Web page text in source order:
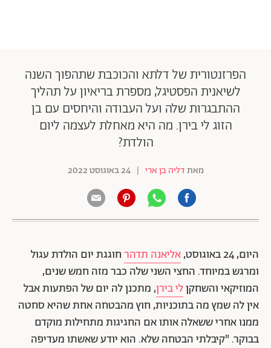
הפרזנטורית של דלתא והכוכבת שתהפוך השנה
לשיאנית הפסטיגל, מספרת בריאיון על תהליך
ההתבגרות שלה ועל העבודה והיחסים עם בן
הזוג לי בירן. מה היא מאחלת לעצמה ליום
הולדת?
מאתדליה בן ארי | 24 באוגוסט 2022
היום, 24 באוגוסט, אליאנה תדהרחוגגת יום הולדת עגול
ומרגש במיוחד. החצי השני שלה כבר מזה חמש שנים,
המוזיקאי והשחקןלי בירן, מתכנן לה יום של הפתעות אבל
אין לה שמץ מה בתוכניות, חוץ מהבטחה אחת שהיא סחטה
ממנו אחרי ששאלה אותו אם החגיגות מתחילות מוקדם
בבוקר. "קיבלתי הבטחה שלא. הוא יודע שאשתו מעדיפה